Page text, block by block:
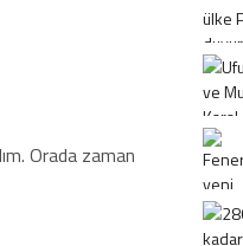
Orada zaman